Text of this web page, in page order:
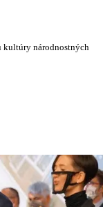
kultúry národnostných